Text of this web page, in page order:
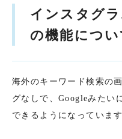
インスタグ
の機能につい
海外のキーワード検索の
グなしで、Googleみたい
できるようになっています